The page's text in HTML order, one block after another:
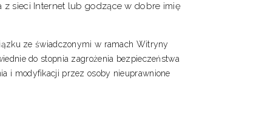
sieci Internet lub godzące w dobre imię
ze świadczonymi w ramach Witryny
do stopnia zagrożenia bezpieczeństwa
i modyfikacji przez osoby nieuprawnione